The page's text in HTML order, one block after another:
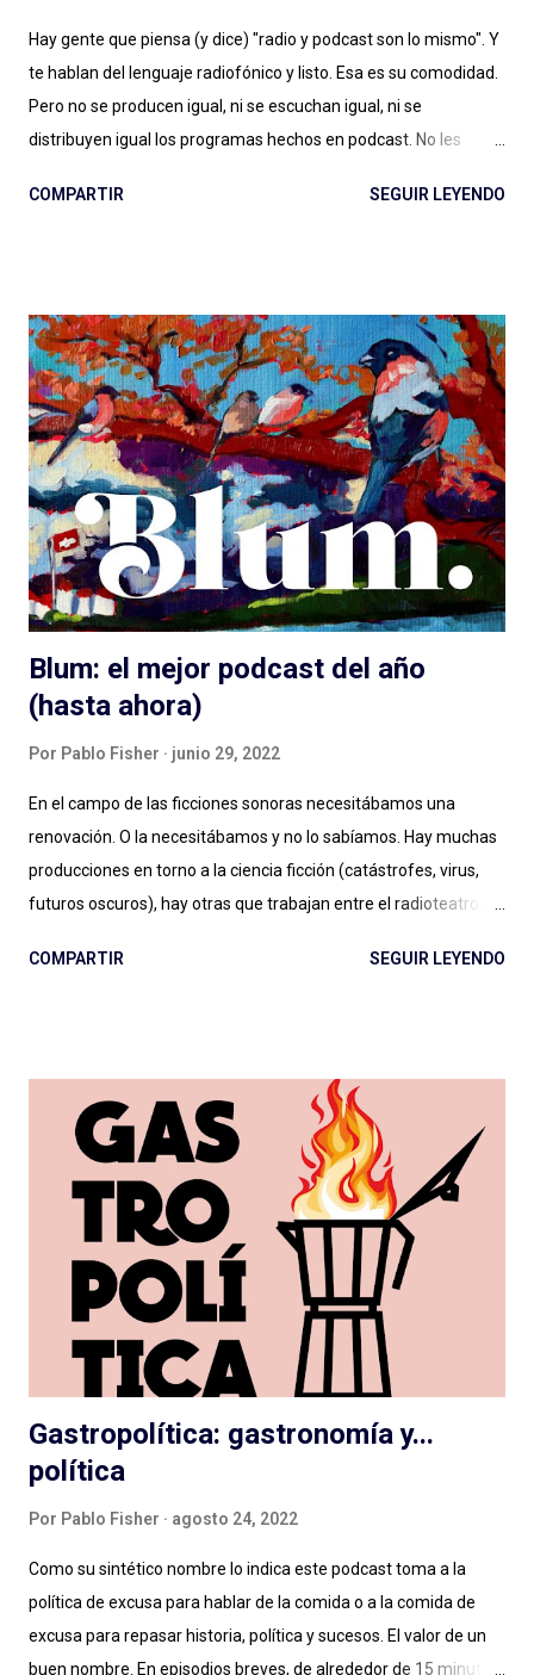
Hay gente que piensa (y dice) "radio y podcast son lo mismo". Y
te hablan del lenguaje radiofónico y listo. Esa es su comodidad.
Pero no se producen igual, ni se escuchan igual, ni se
distribuyen igual los programas hechos en podcast. No les
(podcast), con escuchar el páramo creativo (radio) vs. la
Porque los debates no pueden ser eternos. Y entonces
hablamos de lenguaje sonoro, hablamos de audio digital a
demanda del siglo XXI, hablamos de géneros, formatos, estilos.
Compartimos programas hechos para audiencias regionales,
globales, en nuestro idioma. Pero hay que aportar , siento en
este momento, un granito más al debate: el de las diferencias
narrativas entre una cosa y la otra. Más allá de las instancias de
producción, distribución y es...
COMPARTIR SEGUIR LEYENDO
Blum: el mejor podcast del año
(hasta ahora)
Por Pablo Fisher junio 29, 2022
En el campo de las ficciones sonoras necesitábamos una
renovación. O la necesitábamos y no lo sabíamos. Hay muchas
producciones en torno a la ciencia ficción (catástrofes, virus,
futuros oscuros), hay otras que trabajan entre el radioteatro, el
una por una, se puede decir sencillamente que hay dos grandes
dirección de actuaciones e interpretaciones a la altura de
tamaña producción; y las que, con presupuesto o no, deben
cortar lazos aún con el vetusto radioteatro, nos entregan
actuaciones exageradas, guiones flojos y se escuchan desde el
vamos sin dirección clara: como resultado cuesta escucharlas y
pensamos que la ficción no es para nosotrxs ... Algún día
deberemos sentarnos a hablar seriamente del rol de dirección
en el podcast , que vale para cualquier g...
COMPARTIR SEGUIR LEYENDO
Gastropolítica: gastronomía y...
política
Por Pablo Fisher agosto 24, 2022
Como su sintético nombre lo indica este podcast toma a la
política de excusa para hablar de la comida o a la comida de
excusa para repasar historia, política y sucesos. El valor de un
buen nombre. En episodios breves, de alrededor de 15 minutos,